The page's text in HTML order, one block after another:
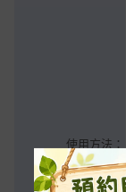
使用方法：